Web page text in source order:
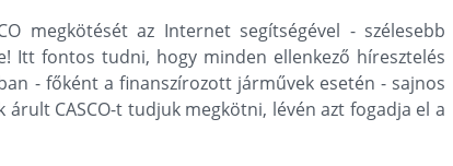
megkötését az Internet segítségével - szélesebb
Itt fontos tudni, hogy minden ellenkező híresztelés
- főként a finanszírozott járművek esetén - sajnos
CASCO-t tudjuk megkötni, lévén azt fogadja el a